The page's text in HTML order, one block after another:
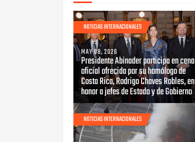
NOTICIAS INTERNACIONALES
MAY 08, 2026
Presidente Abinader participa en cena
oficial ofrecida por su homólogo de
Costa Rica, Rodrigo Chaves Robles, en
honor a jefes de Estado y de Gobierno
NOTICIAS INTERNACIONALES